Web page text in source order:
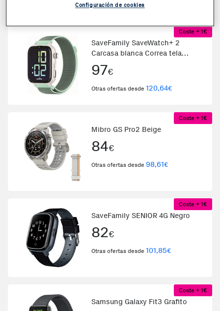
Otras ofertas desde
Coste + 1€
SaveFamily SaveWatch+ 2
Carcasa blanca Correa tela
Verde claro
97€
Otras ofertas desde120,64€
Coste + 1€
Mibro GS Pro2 Beige
84€
Otras ofertas desde98,61€
Coste + 1€
SaveFamily SENIOR 4G Negro
82€
Otras ofertas desde101,85€
Coste + 1€
Samsung Galaxy Fit3 Grafito
Configuración de cookies